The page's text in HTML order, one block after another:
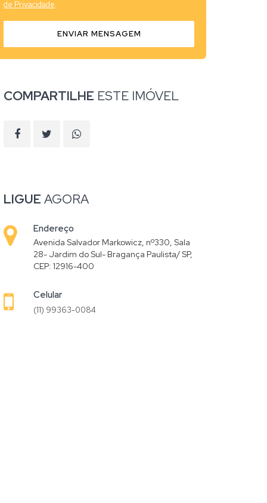
de Privacidade.
ENVIAR MENSAGEM
COMPARTILHE ESTE IMÓVEL
LIGUE AGORA
Endereço
Avenida Salvador Markowicz, nº330, Sala
28- Jardim do Sul- Bragança Paulista/ SP,
CEP: 12916-400
Celular
(11) 99363-0084